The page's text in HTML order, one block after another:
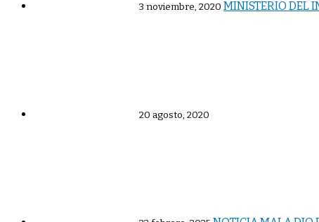
3 noviembre, 2020 MINISTERIO DEL
20 agosto, 2020